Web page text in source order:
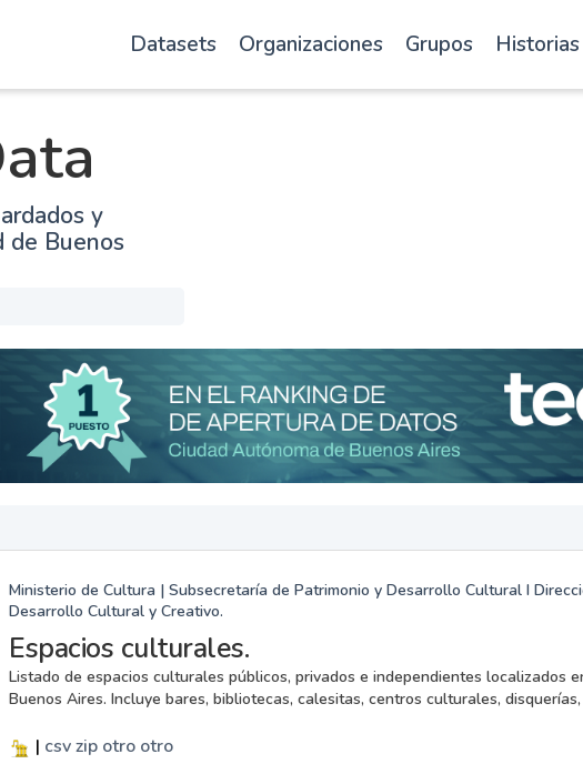
Datasets Organizaciones Grupos Historias
y
de Buenos
Ministerio de Cultura | Subsecretaría de Patrimonio y Desarrollo Cultural I
Desarrollo Cultural y Creativo.
Espacios culturales.
Listado de espacios culturales públicos, privados e independientes localizados
Buenos Aires. Incluye bares, bibliotecas, calesitas, centros culturales, disquerías,
| csvzip otro otro